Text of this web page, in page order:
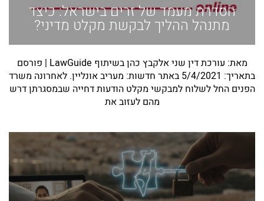
הסדרת מעמד של זרים בישראל: כיצד
מתנהל ההליך לבקשת מקלט מדיני?
מאת: עורכת דין שני אלקבץ כהן בשיתוף LawGuide | פורסם
בתאריך: 5/4/2021 באתר חדשות: מעריב אונליין. לאחרונה משרד
הפנים החל לשלוח למבקשי מקלט הודעות דחייה שבמסגרתן דרש
מהם לעזוב את